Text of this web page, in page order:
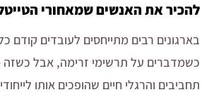
להכיר את האנשים שמאחורי
בארגונים רבים מתייחסים לעובדים
כשמדברים על תרשימי זרימה, אבל כשזה
תחביבים והרגלי חיים שהופכים אותו